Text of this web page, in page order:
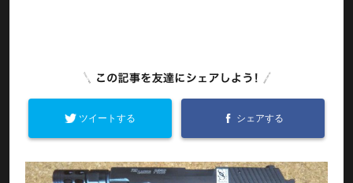
ツイートする シェアする